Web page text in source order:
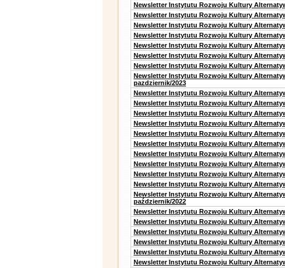
Newsletter Instytutu Rozwoju Kultury
Newsletter Instytutu Rozwoju Kultury
Newsletter Instytutu Rozwoju Kultury
Newsletter Instytutu Rozwoju Kultury
Newsletter Instytutu Rozwoju Kultury
Newsletter Instytutu Rozwoju Kultury
Newsletter Instytutu Rozwoju Kultury
Newsletter Instytutu Rozwoju Kultury
pazdziernik/2023
Newsletter Instytutu Rozwoju Kultury
Newsletter Instytutu Rozwoju Kultury
Newsletter Instytutu Rozwoju Kultury
Newsletter Instytutu Rozwoju Kultury
Newsletter Instytutu Rozwoju Kultury
Newsletter Instytutu Rozwoju Kultury
Newsletter Instytutu Rozwoju Kultury
Newsletter Instytutu Rozwoju Kultury
Newsletter Instytutu Rozwoju Kultury
Newsletter Instytutu Rozwoju Kultury
Newsletter Instytutu Rozwoju Kultury
październik/2022
Newsletter Instytutu Rozwoju Kultury
Newsletter Instytutu Rozwoju Kultury
Newsletter Instytutu Rozwoju Kultury
Newsletter Instytutu Rozwoju Kultury
Newsletter Instytutu Rozwoju Kultury
Newsletter Instytutu Rozwoju Kultury